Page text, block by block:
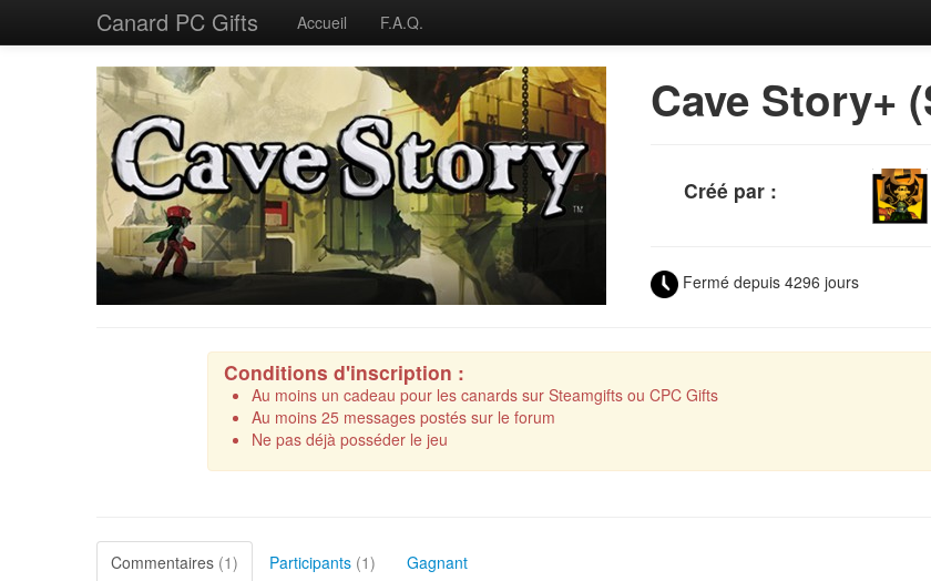
Canard PC Gifts Accueil F.A.Q.
Cave Story+
Créé par :
Fermé depuis 4296 jours
Conditions d'inscription :
Au moins un cadeau pour les canards sur Steamgifts ou CPC Gifts
Au moins 25 messages postés sur le forum
Ne pas déjà posséder le jeu
Commentaires (1) Participants (1) Gagnant